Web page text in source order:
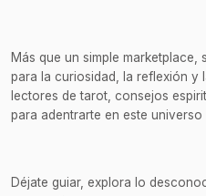
Más que un simple
para la curiosidad, la reflexión y
lectores de tarot, consejos
para adentrarte en este
Déjate guiar, explora lo